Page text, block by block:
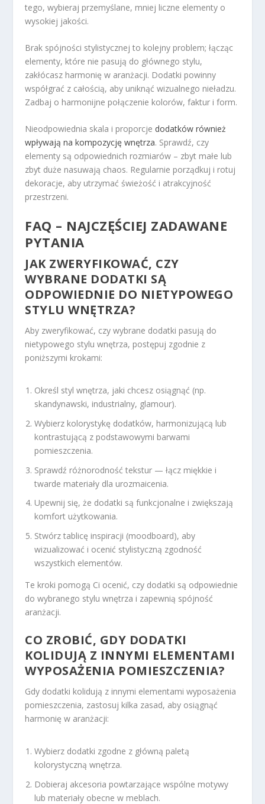
tego, wybieraj przemyślane, mniej liczne elementy o
wysokiej jakości.
Brak spójności stylistycznej to kolejny problem; łącząc
elementy, które nie pasują do głównego stylu,
zakłócasz harmonię w aranżacji. Dodatki powinny
współgrać z całością, aby uniknąć wizualnego nieładzu.
Zadbaj o harmonijne połączenie kolorów, faktur i form.
Nieodpowiednia skala i proporcje dodatków również
wpływają na kompozycję wnętrza. Sprawdź, czy
elementy są odpowiednich rozmiarów – zbyt małe lub
zbyt duże nasuwają chaos. Regularnie porządkuj i rotuj
dekoracje, aby utrzymać świeżość i atrakcyjność
przestrzeni.
FAQ – NAJCZĘŚCIEJ ZADAWANE
PYTANIA
JAK ZWERYFIKOWAĆ, CZY
WYBRANE DODATKI SĄ
ODPOWIEDNIE DO NIETYPOWEGO
STYLU WNĘTRZA?
Aby zweryfikować, czy wybrane dodatki pasują do
nietypowego stylu wnętrza, postępuj zgodnie z
poniższymi krokami:
Określ styl wnętrza, jaki chcesz osiągnąć (np.
skandynawski, industrialny, glamour).
Wybierz kolorystykę dodatków, harmonizującą lub
kontrastującą z podstawowymi barwami
pomieszczenia.
Sprawdź różnorodność tekstur — łącz miękkie i
twarde materiały dla urozmaicenia.
Upewnij się, że dodatki są funkcjonalne i zwiększają
komfort użytkowania.
Stwórz tablicę inspiracji (moodboard), aby
wizualizować i ocenić stylistyczną zgodność
wszystkich elementów.
Te kroki pomogą Ci ocenić, czy dodatki są odpowiednie
do wybranego stylu wnętrza i zapewnią spójność
aranżacji.
CO ZROBIĆ, GDY DODATKI
KOLIDUJĄ Z INNYMI ELEMENTAMI
WYPOSAŻENIA POMIESZCZENIA?
Gdy dodatki kolidują z innymi elementami wyposażenia
pomieszczenia, zastosuj kilka zasad, aby osiągnąć
harmonię w aranżacji:
Wybierz dodatki zgodne z główną paletą
kolorystyczną wnętrza.
Dobieraj akcesoria powtarzające wspólne motywy
lub materiały obecne w meblach.